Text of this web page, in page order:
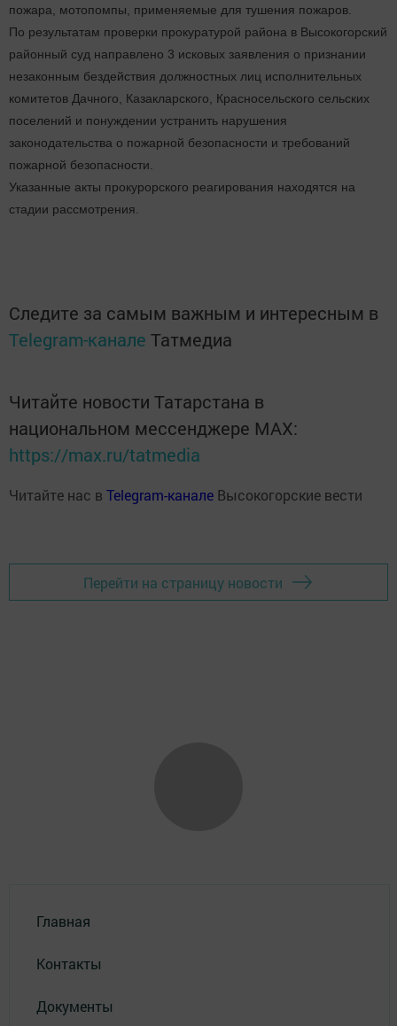
пожара, мотопомпы, применяемые для тушения пожаров.
По результатам проверки прокуратурой района в Высокогорский
районный суд направлено 3 исковых заявления о признании
незаконным бездействия должностных лиц исполнительных
комитетов Дачного, Казакларского, Красносельского сельских
поселений и понуждении устранить нарушения
законодательства о пожарной безопасности и требований
пожарной безопасности.
Указанные акты прокурорского реагирования находятся на
стадии рассмотрения.
Следите за самым важным и интересным в
Telegram-канале Татмедиа
Читайте новости Татарстана в
национальном мессенджере MАХ:
https://max.ru/tatmedia
Читайте нас в Telegram-канале Высокогорские вести
Перейти на страницу новости
Главная
Контакты
Документы